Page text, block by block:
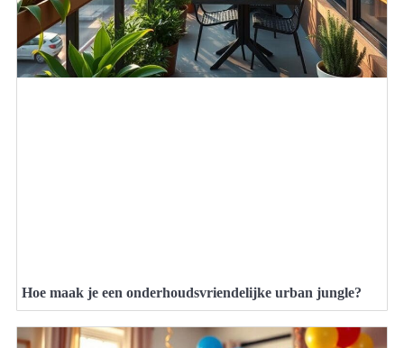
Hoe maak je een onderhoudsvriendelijke urban jungle?